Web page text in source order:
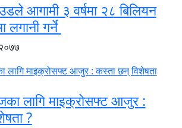
आगामी ३ वर्षमा २८ बिलियन
लगानी गर्ने
लागि माइक्रोसफ्ट आजुर :
?